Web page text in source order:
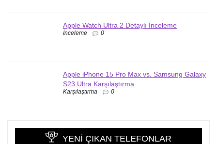
Apple Watch Ultra 2 Detaylı İnceleme
İnceleme 0
Apple iPhone 15 Pro Max vs. Samsung Galaxy
S23 Ultra Karşılaştırma
Karşılaştırma 0
YENI ÇIKAN TELEFONLAR